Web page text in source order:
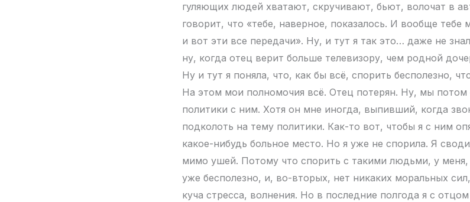
гуляющих людей хватают, скручивают, бьют, волочат в
говорит, что «тебе, наверное, показалось. И вообще
и вот эти все передачи». Ну, и тут я так это… даже не
ну, когда отец верит больше телевизору, чем родной
Ну и тут я поняла, что, как бы всё, спорить бесполезно,
На этом мои полномочия всё. Отец потерян. Ну, мы потом
политики с ним. Хотя он мне иногда, выпивший, когда
подколоть на тему политики. Как-то вот, чтобы я с ним
какое-нибудь больное место. Но я уже не спорила. Я
мимо ушей. Потому что спорить с такими людьми, у
уже бесполезно, и, во-вторых, нет никаких моральных
куча стресса, волнения. Но в последние полгода я с